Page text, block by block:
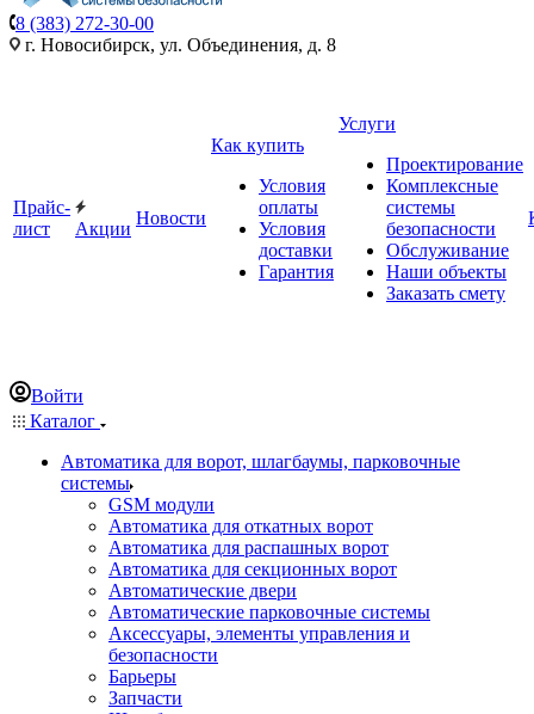
8 (383) 272-30-00
г. Новосибирск, ул. Объединения, д. 8
Прайс-
лист
Акции
Новости
Как купить
Условия
оплаты
Условия
доставки
Гарантия
Услуги
Проектирование
Комплексные
системы
безопасности
Обслуживание
Наши объекты
Заказать смету
Войти
Каталог
Автоматика для ворот, шлагбаумы, парковочные
системы
GSM модули
Автоматика для откатных ворот
Автоматика для распашных ворот
Автоматика для секционных ворот
Автоматические двери
Автоматические парковочные системы
Аксессуары, элементы управления и
безопасности
Барьеры
Запчасти